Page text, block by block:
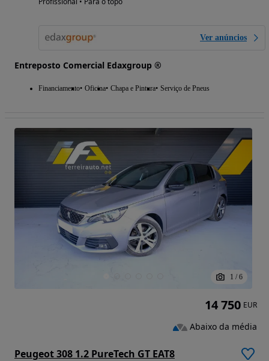
Ver anúncios
Entreposto Comercial Edaxgroup ®
Financiamento Oficina Chapa e Pintura Serviço de Pneus
1 / 6
Peugeot 308 1.2 PureTech GT EAT8
14 750 EUR
Abaixo da média